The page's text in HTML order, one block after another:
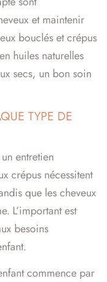
et maintenir
bouclés et crépus
huiles naturelles
secs, un bon soin
TYPE DE
entretien
crépus nécessitent
que les cheveux
L’important est
besoins
commence par